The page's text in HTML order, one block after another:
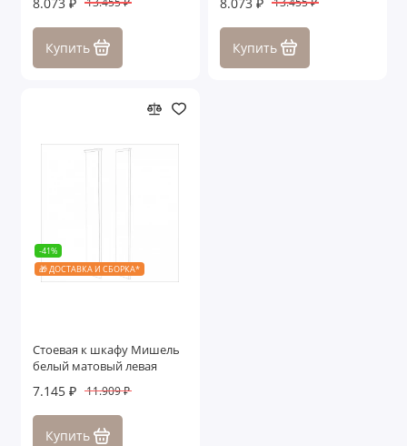
Купить Купить
-41%
🎁 ДОСТАВКА И СБОРКА*
Cтоевая к шкафу Мишель
белый матовый левая
7.145 ₽ 11.909 ₽
Купить